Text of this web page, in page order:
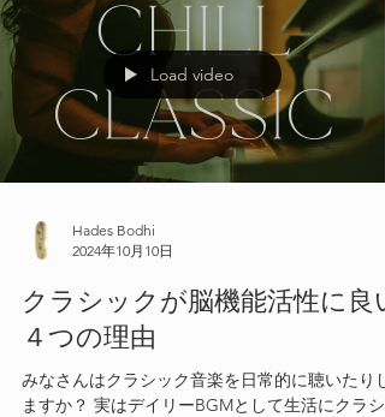
Load video
Hades Bodhi
2024年10月10日
クラシックが脳機能活性に良い
４つの理由
みなさんはクラシック音楽を日常的に聴いたりし
ますか？ 実はデイリーBGMとして生活にクラシ